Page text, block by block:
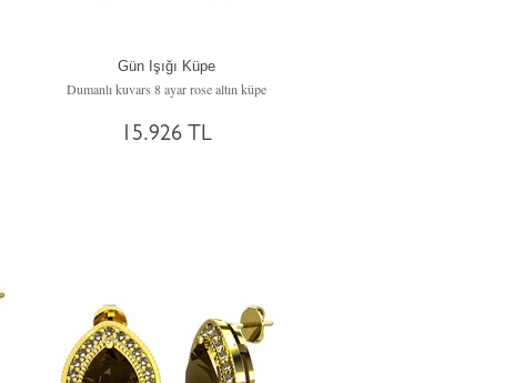
Gün Işığı Küpe
Dumanlı kuvars 8 ayar rose altın küpe
15.926 TL